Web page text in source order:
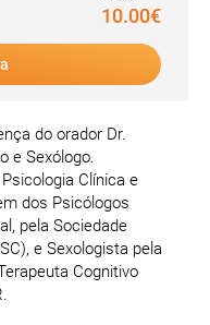
10.00€
do orador Dr.
e Sexólogo.
Clínica e
dos Psicólogos
pela Sociedade
e Sexologista pela
Cognitivo